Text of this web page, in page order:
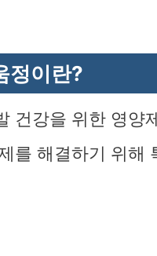
정이란?
건강을 위한 영양
를 해결하기 위해